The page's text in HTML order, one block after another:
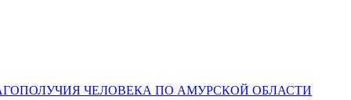
ЧЕЛОВЕКА ПО АМУРСКОЙ ОБЛАСТИ